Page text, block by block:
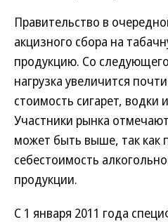
Правительство в
акцизного сбора на
продукцию. Со
нагрузка увеличится
стоимость сигарет, водки
Участники рынка
может быть выше, так как
себестоимость
продукции.
С 1 января 2011 года